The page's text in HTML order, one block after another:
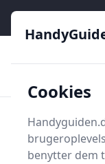
Søg nu
Søg nu
Cookies
benytter dem